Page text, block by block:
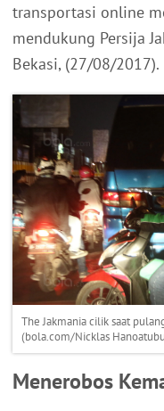
transportasi online
mendukung Persija
Bekasi, (27/08/2017).
The Jakmania cilik saat
(bola.com/Nicklas
Menerobos